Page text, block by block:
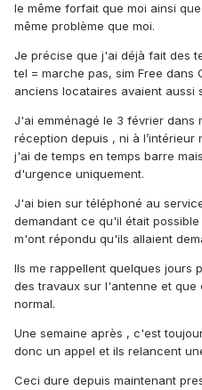
le même forfait que moi ainsi
même problème que moi.
Je précise que j'ai déjà fait des
tel = marche pas, sim Free dans
anciens locataires avaient aussi
J'ai emménagé le 3 février dans
réception depuis , ni à
j'ai de temps en temps barre
d'urgence uniquement.
J'ai bien sur téléphoné au
demandant ce qu'il était
m'ont répondu qu'ils allaient
Ils me rappellent quelques jours
des travaux sur l'antenne et que
normal.
Une semaine après , c'est
donc un appel et ils relancent
Ceci dure depuis maintenant